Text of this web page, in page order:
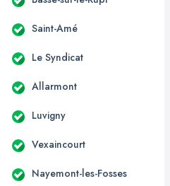
Saint-Amé
Le Syndicat
Allarmont
Luvigny
Vexaincourt
Nayemont-les-Fosses